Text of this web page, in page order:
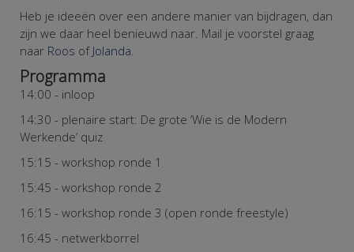
Heb je ideeën over een andere manier van bijdragen, dan
zijn we daar heel benieuwd naar. Mail je voorstel graag
naar Roos of Jolanda.
Programma
14:00 - inloop
14:30 - plenaire start: De grote ‘Wie is de Modern
Werkende’ quiz
15:15 - workshop ronde 1
15:45 - workshop ronde 2
16:15 - workshop ronde 3 (open ronde freestyle)
16:45 - netwerkborrel